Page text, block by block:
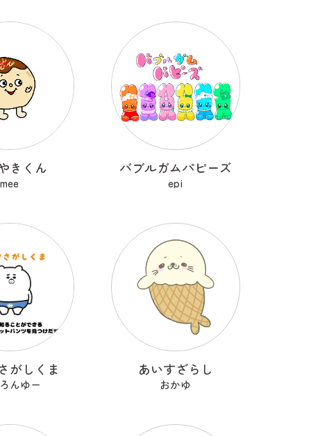
きくん
mee
バブルガムパピーズ
epi
がしくま
んゆー
あいすざらし
おかゆ